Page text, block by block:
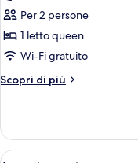
singoli
Camera
Superior
con
letto
matrimoniale
2
letti
Per 2 persone
1 letto queen
Wi-Fi gratuito
Scopri di più
Altri
Superior
con
Apri